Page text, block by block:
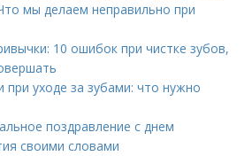
мы делаем неправильно при
10 ошибок при чистке зубов,
уходе за зубами: что нужно
поздравление с днем
своими словами